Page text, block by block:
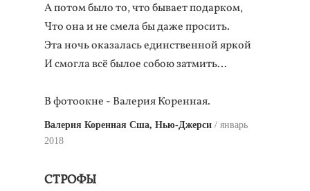
А потом было то, что бывает подарком,
Что она и не смела бы даже просить.
Эта ночь оказалась единственной яркой
И смогла всё былое собою затмить…
В фотоокне - Валерия Коренная.
Валерия Коренная Сша, Нью-Джерси
январь
2018
СТРОФЫ